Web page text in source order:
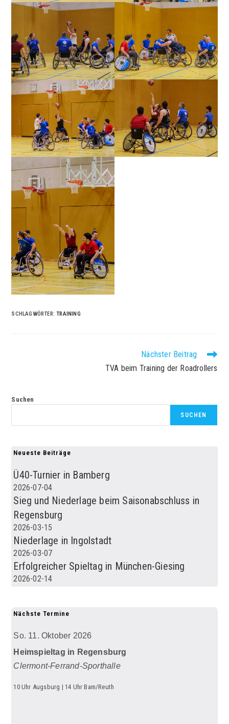
SCHLAGWÖRTER:TRAINING
Nächster Beitrag
TVA beim Training der Roadrollers
Suchen
SUCHEN
Neueste Beiträge
Ü40-Turnier in Bamberg
2026-07-04
Sieg und Niederlage beim Saisonabschluss in
Regensburg
2026-03-15
Niederlage in Ingolstadt
2026-03-07
Erfolgreicher Spieltag in München-Giesing
2026-02-14
Nächste Termine
So. 11. Oktober 2026
Heimspieltag in Regensburg
Clermont-Ferrand-Sporthalle
10 Uhr Augsburg | 14 Uhr Bam/Reuth